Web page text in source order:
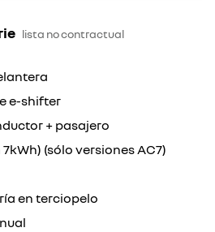
lista no contractual
e-shifter
+ pasajero
(sólo versiones AC7)
en terciopelo